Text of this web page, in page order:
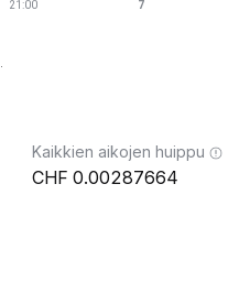
Kaikkien aikojen huippu
0.00287664